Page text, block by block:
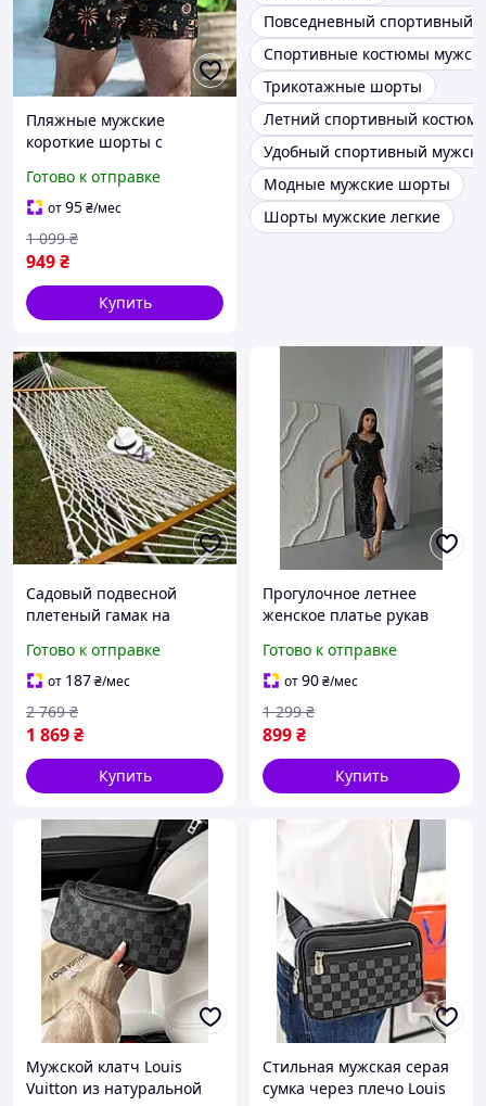
Пляжные мужские
короткие шорты с
шнурке стильные шорты
плавки для купания
парню
Готово к отправке
от95₴/мес
949₴
1 099 ₴
Купить
Повседневный спортивный
Спортивные костюмы
Трикотажные шорты
Летний спортивный костюм
Удобный спортивный
Модные мужские шорты
Шорты мужские легкие
Садовый подвесной
плетеный гамак на
одноместный
классический гамак для
отдыха на даче
Готово к отправке
от 187₴/мес
1 869₴
2 769 ₴
Купить
Прогулочное летнее
женское платье рукав
тонкое платье миди с
разрезом и декольте
девушке
Готово к отправке
от90₴/мес
899₴
1 299 ₴
Купить
Мужской клатч Louis
Vuitton из натуральной
Стильная мужская серая
сумка через плечо Louis